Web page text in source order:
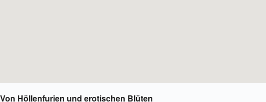
Von Höllenfurien und erotischen Blüten